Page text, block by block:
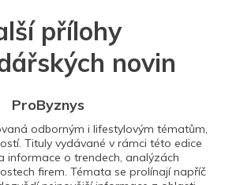
přílohy
novin
ProByznys
odborným i lifestylovým tématům,
Tituly vydávané v rámci této edice
informace o trendech, analýzách
firem. Témata se prolínají napříč